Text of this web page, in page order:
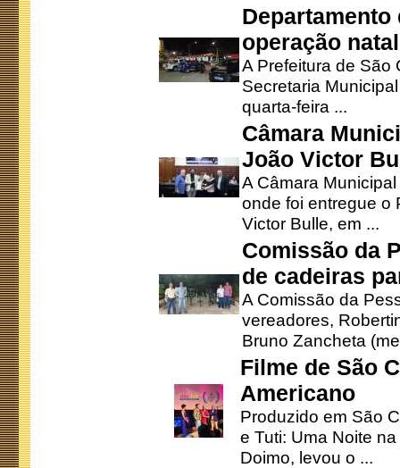
operação
A Prefeitura de São
Secretaria
quarta-feira ...
Câmara
João Victor
A Câmara
onde foi entregue o
Victor Bulle, em ...
Comissão da
de cadeiras
A Comissão da
vereadores,
Bruno Zancheta
Filme de São
Americano
Produzido em São
e Tuti: Uma Noite
Doimo, levou o ...